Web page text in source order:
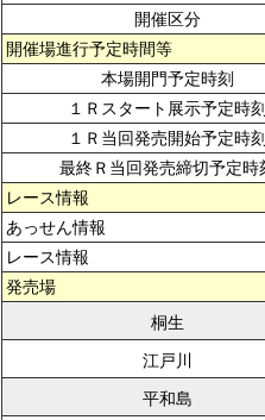
開催区分
開催場進行予定時間等
本場開門予定時刻
１Ｒスタート展示予定時刻
１Ｒ当回発売開始予定時刻
最終Ｒ当回発売締切予定時
レース情報
あっせん情報
レース情報
発売場
桐生
江戸川
平和島